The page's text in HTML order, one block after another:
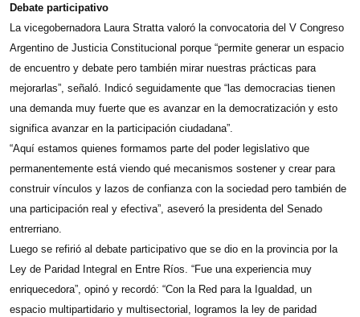
Debate participativo
La vicegobernadora Laura Stratta valoró la convocatoria del V Congreso
Argentino de Justicia Constitucional porque “permite generar un espacio
de encuentro y debate pero también mirar nuestras prácticas para
mejorarlas”, señaló. Indicó seguidamente que “las democracias tienen
una demanda muy fuerte que es avanzar en la democratización y esto
significa avanzar en la participación ciudadana”.
“Aquí estamos quienes formamos parte del poder legislativo que
permanentemente está viendo qué mecanismos sostener y crear para
construir vínculos y lazos de confianza con la sociedad pero también de
una participación real y efectiva”, aseveró la presidenta del Senado
entrerriano.
Luego se refirió al debate participativo que se dio en la provincia por la
Ley de Paridad Integral en Entre Ríos. “Fue una experiencia muy
enriquecedora”, opinó y recordó: “Con la Red para la Igualdad, un
espacio multipartidario y multisectorial, logramos la ley de paridad